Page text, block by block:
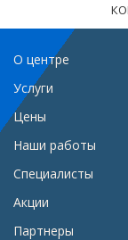
О центре
Услуги
Цены
Наши работы
Специалисты
Акции
Партнеры